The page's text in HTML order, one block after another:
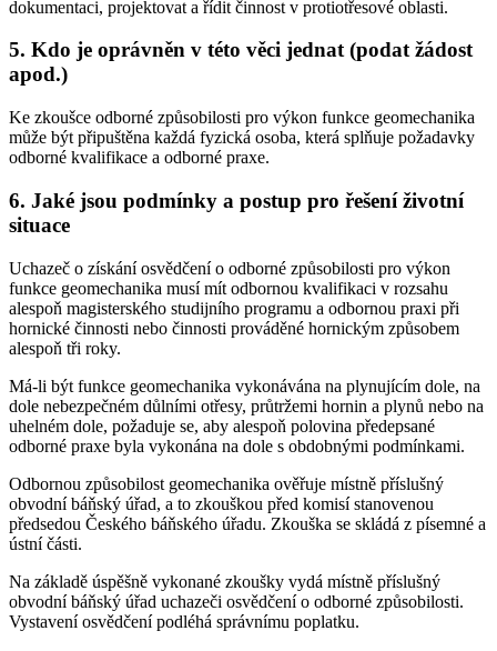
dokumentaci, projektovat a řídit činnost v protiotřesové oblasti.
5. Kdo je oprávněn v této věci jednat (podat žádost
apod.)
Ke zkoušce odborné způsobilosti pro výkon funkce geomechanika
může být připuštěna každá fyzická osoba, která splňuje požadavky
odborné kvalifikace a odborné praxe.
6. Jaké jsou podmínky a postup pro řešení životní
situace
Uchazeč o získání osvědčení o odborné způsobilosti pro výkon
funkce geomechanika musí mít odbornou kvalifikaci v rozsahu
alespoň magisterského studijního programu a odbornou praxi při
hornické činnosti nebo činnosti prováděné hornickým způsobem
alespoň tři roky.
Má-li být funkce geomechanika vykonávána na plynujícím dole, na
dole nebezpečném důlními otřesy, průtržemi hornin a plynů nebo na
uhelném dole, požaduje se, aby alespoň polovina předepsané
odborné praxe byla vykonána na dole s obdobnými podmínkami.
Odbornou způsobilost geomechanika ověřuje místně příslušný
obvodní báňský úřad, a to zkouškou před komisí stanovenou
předsedou Českého báňského úřadu. Zkouška se skládá z písemné a
ústní části.
Na základě úspěšně vykonané zkoušky vydá místně příslušný
obvodní báňský úřad uchazeči osvědčení o odborné způsobilosti.
Vystavení osvědčení podléhá správnímu poplatku.